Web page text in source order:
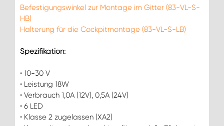
Befestigungswinkel zur Montage im Gitter (83-VL-S-
HB)
Halterung für die Cockpitmontage (83-VL-S-LB)
Spezifikation:
• 10-30 V
• Leistung 18W
• Verbrauch 1,0A (12V), 0,5A (24V)
• 6 LED
• Klasse 2 zugelassen (XA2)